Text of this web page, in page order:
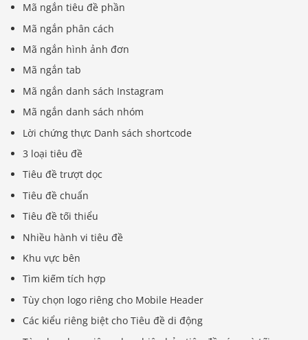
Mã ngắn tiêu đề phần
Mã ngắn phân cách
Mã ngắn hình ảnh đơn
Mã ngắn tab
Mã ngắn danh sách Instagram
Mã ngắn danh sách nhóm
Lời chứng thực Danh sách shortcode
3 loại tiêu đề
Tiêu đề trượt dọc
Tiêu đề chuẩn
Tiêu đề tối thiểu
Nhiều hành vi tiêu đề
Khu vực bên
Tìm kiếm tích hợp
Tùy chọn logo riêng cho Mobile Header
Các kiểu riêng biệt cho Tiêu đề di động